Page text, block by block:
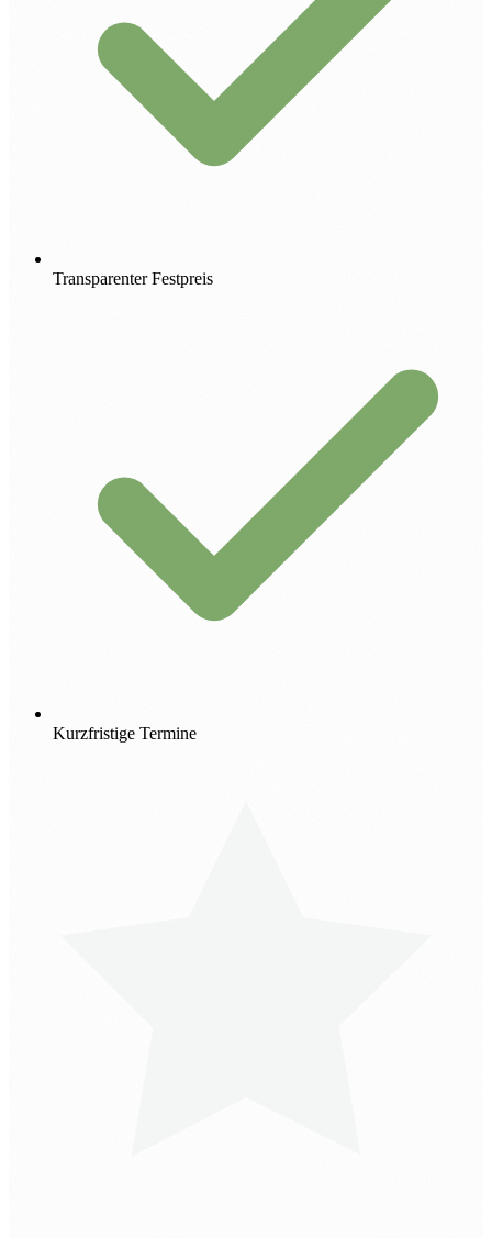
Transparenter Festpreis
Kurzfristige Termine